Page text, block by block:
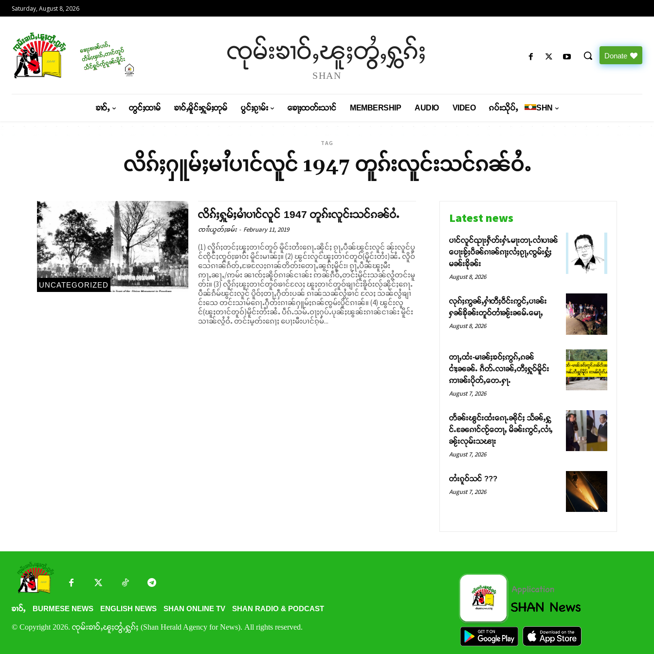
Saturday, August 8, 2026
ၸုမ်းၶၢဝ်ႇၽူႈတွႆႇႁွၵ်ႈ
SHAN
Donate
ၶၢဝ်ႇ တွင်ႈထၢမ် ၶၢဝ်ႇမိူင်းႁူမ်ႈတုမ် ပွင်ႈၵႂၢမ်း ၶေႃႈထတ်းသၢင် MEMBERSHIP AUDIO VIDEO ၵပ်းသိုပ်ႇ SHN
TAG
လိၵ်ႈႁူမ်ႈမၢႆပၢင်လူင် 1947 တူၵ်းလူင်းသင်ၵၼ်ဝႆႉ
UNCATEGORIZED
လိၵ်ႈႁူမ်ႈမၢႆပၢင်လူင် 1947 တူၵ်းလူင်းသင်ၵၼ်ဝႆႉ
ၸၢႆးယွတ်ႈၶမ်း - February 11, 2019
(1) လိူၵ်ႈတင်ႈၽူႈတၢင်တူဝ် မိူင်းတႆးၵေႃႉၼိုင်ႈ ၵႂႃႇပဵၼ်ၽွင်းလူင် ၼႂ်းလူင်ပွ
င်ၸိုင်ႈၸူဝ်ႈၶၢဝ်း မိူင်းမၢၼ်ႈ။ (2) ၽွင်းလူင်ၽူႈတၢင်တူဝ်(မိူင်းတႆး)ၼႆႉ လိူဝ်
သေၵၢၼ်ၵႅတ်ႇၶႄလႄႈၵၢၼ်တိတ်းတေႃႇၼွၵ်ႈမိူင်း၊ ၵႂႃႇပဵၼ်ၽူႈမီး
ဢႃႇၼႃႇ/ဢမ်း ၼၢၸ်ႈၼိူဝ်ၵၢၼ်ငၢၼ်း ဢၼ်ၵဵဝ်ႇတင်းမိူင်းသၼ်လွႆတင်းမူ
တ်း။ (3) လိူၵ်ႈၽူႈတၢင်တူဝ်ၶၢင်လႄႈ ၽူႈတၢင်တူဝ်ၶျၢင်းၶိူဝ်းလႂ်ၼိုင်ႈၵေႃႉ
ပဵၼ်ၵႅမ်ၽွင်းလူင် ပိူဝ်ႈတႃႇႁဵတ်းပၼ် ၵၢၼ်သၼ်လွႆၶၢင် လႄႈ သၼ်လွႆၶျၢ
င်းသေ တင်းသၢမ်ၵေႃႉႁဵတ်းၵၢၼ်ႁူမ်ႈၵၼ်ၸွမ်းပိူင်ၵၢၼ်။ (4) ၽွင်းလူ
င်(ၽူႈတၢင်တူဝ်)မိူင်းတႆးၼႆႉ ပဵၵ်ႉသမ်ႉဝႃႈႁပ်ႉပုၼ်ႈၽွၼ်းၵၢၼ်ငၢၼ်း မိူင်း
သၢၼ်လွႆဝႆႉ တင်းမူတ်းၵေႃႈ ပေႃးမီးပၢင်ၵုမ်...
Latest news
ပၢင်လူင်ၺႃးႁဵတ်းႁၢႆႉမႃးတႃႉလၢႆပၢၼ် ​​
ပေႃးၶႂ်ႈပဵၼ်ၵၢၼ်ၵႃႈလႆႈၵႂႃႇၸွမ်းႁွႆႈ
မၼ်းၶိုၼ်း
August 8, 2026
လုၵ်ႈဢွၼ်ႇႁၢႆတီႈဝဵင်းဢွင်ႇပၢၼ်း
ႁၼ်ၶိုၼ်းတူဝ်တၢႆၼႂ်းၼမ်ႉမေႃႇ
August 8, 2026
တႃႇထႆး-မၢၼ်ႈၶဝ်ႈဢွၵ်ႇၵၼ်
ငၢႆႈၼၼ်ႉ ၵဵတ်ႉလၢၼ်ႇတီႈႁူဝ်မိူင်း
ဢၢၼ်းပိုတ်ႇတေႉႁႃႉ
August 7, 2026
တႅၼ်းၽွင်းထႆးၵေႃႉၼိုင်ႈ သႅၼ်ႇႁွ
င်ႉၼႄၵၢင်ၸႂ်တေႃႇ မိၼ်းဢွင်ႇလၢႆႇ
ၼႂ်းလုမ်းသၽႃး
August 7, 2026
တႆးၵူဝ်သင် ???
August 7, 2026
ၶၢဝ်ႇ BURMESE NEWS ENGLISH NEWS SHAN ONLINE TV SHAN RADIO & PODCAST
© Copyright 2026. ၸုမ်းၶၢဝ်ႇၽူႈတွႆႇႁွၵ်ႈ (Shan Herald Agency for News). All rights reserved.